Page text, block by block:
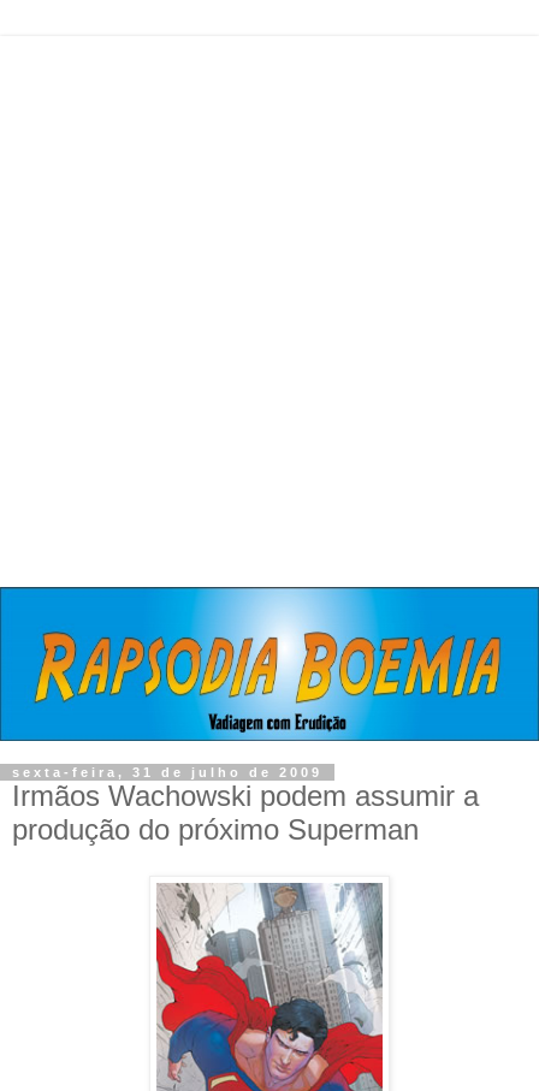
sexta-feira, 31 de julho de 2009
Irmãos Wachowski podem assumir a
produção do próximo Superman